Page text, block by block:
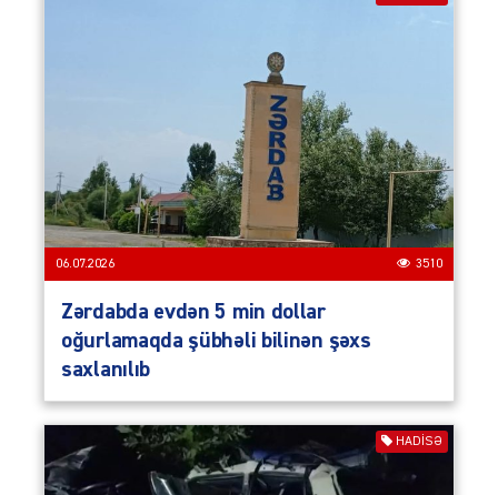
06.07.2026 3510
Zərdabda evdən 5 min dollar
oğurlamaqda şübhəli bilinən şəxs
saxlanılıb
HADISƏ